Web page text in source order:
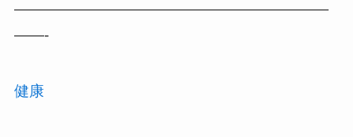
—————————————————————
——-
健康